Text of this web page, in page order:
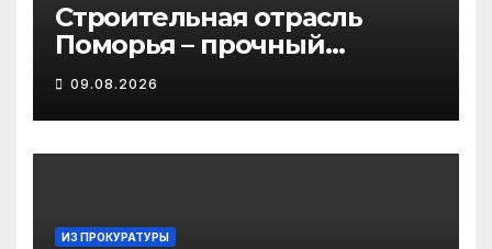
Строительная отрасль
Поморья – прочный
фундамент развития
региона
09.08.2026
ИЗ ПРОКУРАТУРЫ